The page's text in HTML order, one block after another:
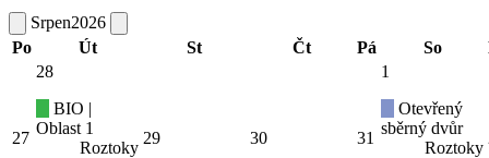
Srpen2026
Po
Út St Čt Pá So
27
28
BIO |
Oblast 1
Roztoky
29 30 31
1
Otevřený
sběrný dvůr
Roztoky